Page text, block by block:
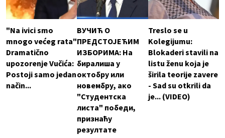
"Na ivici smo
mnogo većeg rata"
Dramatično
upozorenje Vučića:
Postoji samo jedan
način...
ВУЧИЋ О
ПРЕДСТОЈЕЋИМ
ИЗБОРИМА: На
биралиша у
октобру или
новембру, ако
"Студентска
листа" победи,
признаћу
резултате
Treslo se u
Kolegijumu:
Blokaderi stavili na
listu ženu koja je
širila teorije zavere
- Sad su otkrili da
je... (VIDEO)